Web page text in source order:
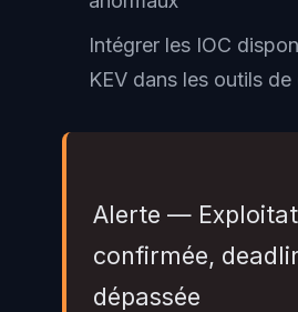
Intégrer les IOC
KEV dans les outils
Alerte —
confirmée,
dépassée